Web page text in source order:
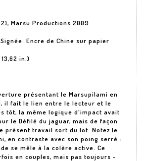
Marsu Productions 2009
Encre de Chine sur papier
in.)
présentant le Marsupilami en
il fait le lien entre le lecteur et le
tôt, la même logique d'impact avait
le Défilé du jaguar, mais de façon
présent travail sort du lot. Notez le
en contraste avec son poing serré :
se mêle à la colère active. Ce
en couples, mais pas toujours -